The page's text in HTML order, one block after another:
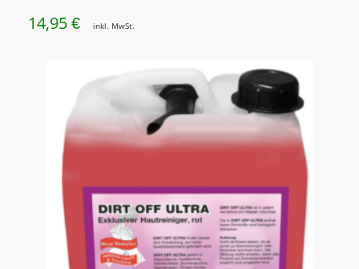
14,95 € inkl. MwSt.